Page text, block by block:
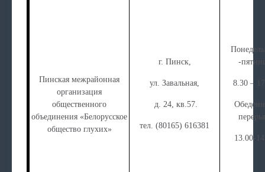
Пинская межрайонная
организация
общественного
объединения «Белорусское
общество глухих»
г. Пинск,
ул. Завальная,
д. 24, кв.57.
тел. (80165) 616381
-
8.30 –
13.00-